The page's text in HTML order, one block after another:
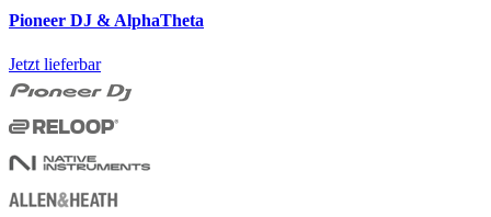
Pioneer DJ & AlphaTheta
Jetzt lieferbar